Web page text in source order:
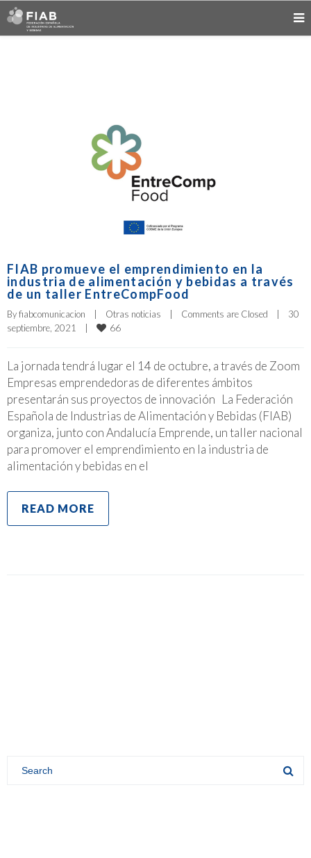
FIAB promueve el emprendimiento en la
industria de alimentación y bebidas a través
de un taller EntreCompFood
By fiabcomunicacion Otras noticias Comments are Closed
30
septiembre, 2021
66
La jornada tendrá lugar el 14 de octubre, a través de Zoom
Empresas emprendedoras de diferentes ámbitos
presentarán sus proyectos de innovación La Federación
Española de Industrias de Alimentación y Bebidas (FIAB)
organiza, junto con Andalucía Emprende, un taller nacional
para promover el emprendimiento en la industria de
alimentación y bebidas en el
READ MORE